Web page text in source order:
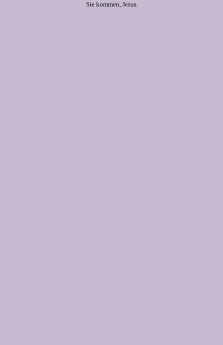
Sie kommen, Jesus.